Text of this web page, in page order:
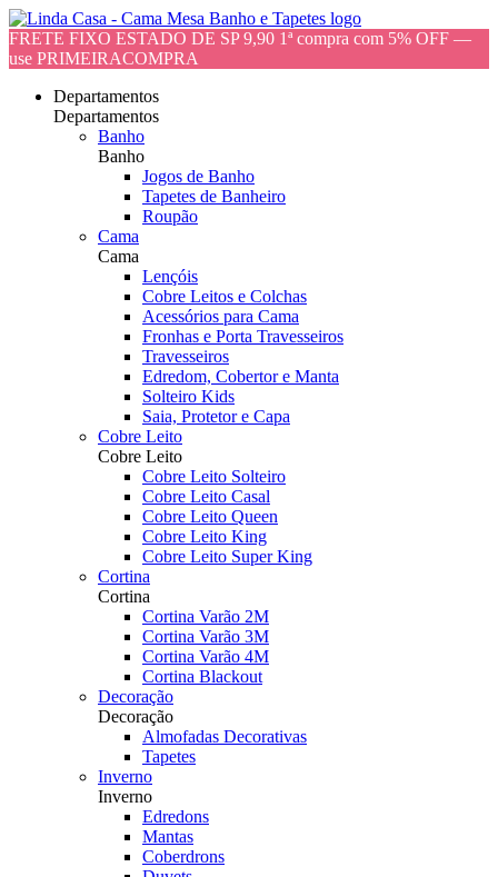
FRETE FIXO ESTADO DE SP 9,90 1ª compra com 5% OFF —
use PRIMEIRACOMPRA
Departamentos
Departamentos
Banho
Banho
Jogos de Banho
Tapetes de Banheiro
Roupão
Cama
Cama
Lençóis
Cobre Leitos e Colchas
Acessórios para Cama
Fronhas e Porta Travesseiros
Travesseiros
Edredom, Cobertor e Manta
Solteiro Kids
Saia, Protetor e Capa
Cobre Leito
Cobre Leito
Cobre Leito Solteiro
Cobre Leito Casal
Cobre Leito Queen
Cobre Leito King
Cobre Leito Super King
Cortina
Cortina
Cortina Varão 2M
Cortina Varão 3M
Cortina Varão 4M
Cortina Blackout
Decoração
Decoração
Almofadas Decorativas
Tapetes
Inverno
Inverno
Edredons
Mantas
Coberdrons